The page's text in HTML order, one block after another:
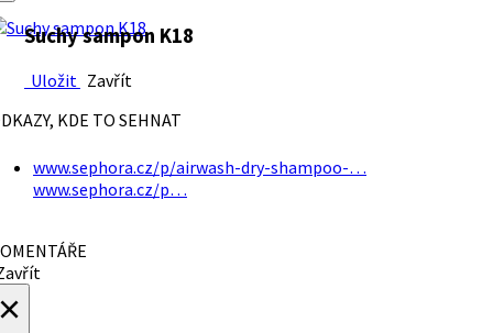
Suchy sampon K18
Uložit Zavřít
KDE TO SEHNAT
www.sephora.cz/p/airwash-dry-shampoo-…
www.sephora.cz/p…